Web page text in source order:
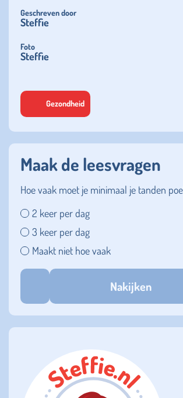
Geschreven door
Steffie
Foto
Steffie
Gezondheid
Maak de leesvragen
Hoe vaak moet je minimaal je tanden
2 keer per dag
3 keer per dag
Maakt niet hoe vaak
Nakijken